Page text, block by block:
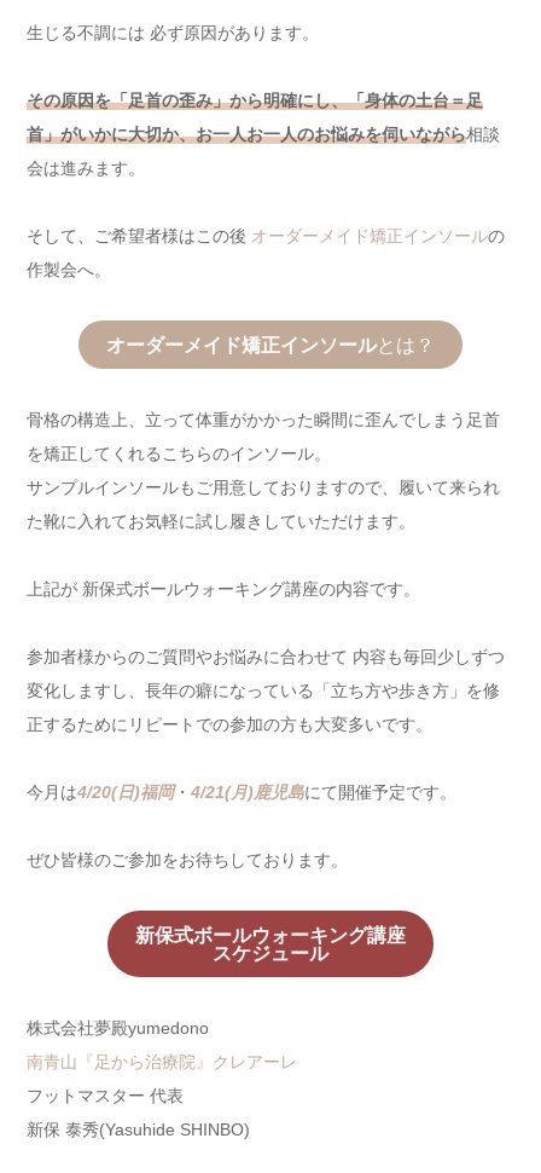
生じる不調には 必ず原因があります。
その原因を「足首の歪み」から明確にし、「身体の土台＝足
首」がいかに大切か、お一人お一人のお悩みを伺いながら相談
会は進みます。
そして、ご希望者様はこの後 オーダーメイド矯正インソールの
作製会へ。
オーダーメイド矯正インソールとは？
骨格の構造上、立って体重がかかった瞬間に歪んでしまう足首
を矯正してくれるこちらのインソール。
サンプルインソールもご用意しておりますので、履いて来られ
た靴に入れてお気軽に試し履きしていただけます。
上記が 新保式ボールウォーキング講座の内容です。
参加者様からのご質問やお悩みに合わせて 内容も毎回少しずつ
変化しますし、長年の癖になっている「立ち方や歩き方」を修
正するためにリピートでの参加の方も大変多いです。
今月は4/20(日)福岡・ 4/21(月)鹿児島にて開催予定です。
ぜひ皆様のご参加をお待ちしております。
新保式ボールウォーキング講座
スケジュール
株式会社夢殿yumedono
南青山『足から治療院』クレアーレ
フットマスター 代表
新保 泰秀(Yasuhide SHINBO)